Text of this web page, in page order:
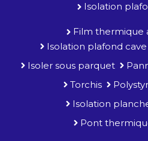
Isolation
Film thermique
Isolation plafond cave
Isoler sous parquet
Torchis
Isolation
Pont